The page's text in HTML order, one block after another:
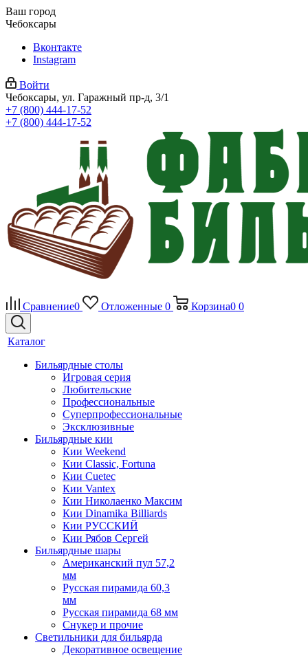
Ваш город
Чебоксары
Вконтакте
Instagram
Войти
Чебоксары, ул. Гаражный пр-д, 3/1
+7 (800) 444-17-52
+7 (800) 444-17-52
Сравнение0 Отложенные 0 Корзина0 0
Каталог
Бильярдные столы
Игровая серия
Любительские
Профессиональные
Суперпрофессиональные
Эксклюзивные
Бильярдные кии
Кии Weekend
Кии Classic, Fortuna
Кии Cuetec
Кии Vantex
Кии Николаенко Максим
Кии Dinamika Billiards
Кии РУССКИЙ
Кии Рябов Сергей
Бильярдные шары
Американский пул 57,2
мм
Русская пирамида 60,3
мм
Русская пирамида 68 мм
Снукер и прочие
Светильники для бильярда
Декоративное освещение